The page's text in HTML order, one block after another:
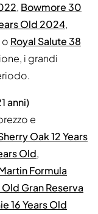
, Bowmore 30
Old 2024,
o Royal Salute 38
i grandi
anni)
e
Oak 12 Years
Old,
Formula
Gran Reserva
16 Years Old